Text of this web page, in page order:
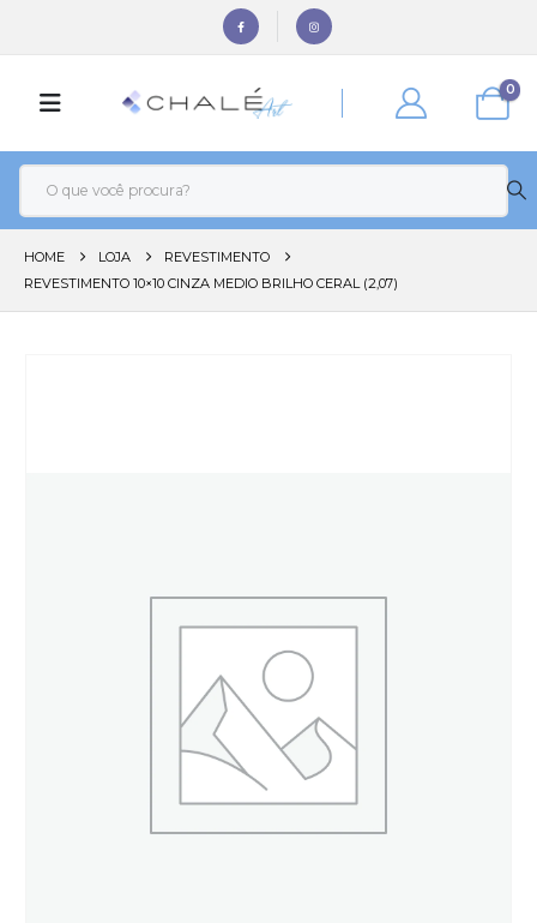
0
HOME LOJA
REVESTIMENTO
REVESTIMENTO 10×10 CINZA MEDIO BRILHO CERAL (2,07)